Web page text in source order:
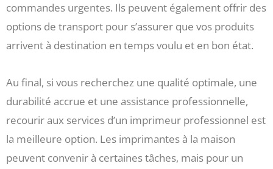
commandes urgentes. Ils peuvent également offrir des
options de transport pour s’assurer que vos produits
arrivent à destination en temps voulu et en bon état.
Au final, si vous recherchez une qualité optimale, une
durabilité accrue et une assistance professionnelle,
recourir aux services d’un imprimeur professionnel est
la meilleure option. Les imprimantes à la maison
peuvent convenir à certaines tâches, mais pour un